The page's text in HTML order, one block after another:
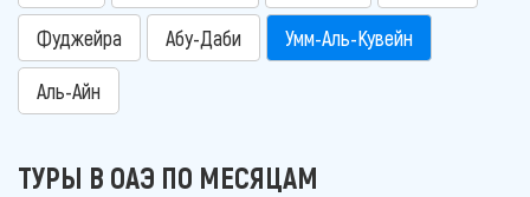
Фуджейра Абу-Даби Умм-Аль-Кувейн
Аль-Айн
ТУРЫ В ОАЭ ПО МЕСЯЦАМ